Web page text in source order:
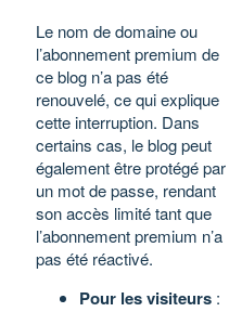
Le nom de domaine ou
l’abonnement premium de
ce blog n’a pas été
renouvelé, ce qui explique
cette interruption. Dans
certains cas, le blog peut
également être protégé par
un mot de passe, rendant
son accès limité tant que
l’abonnement premium n’a
pas été réactivé.
Pour les visiteurs :